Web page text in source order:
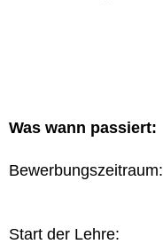
Was wann passiert:
Start der